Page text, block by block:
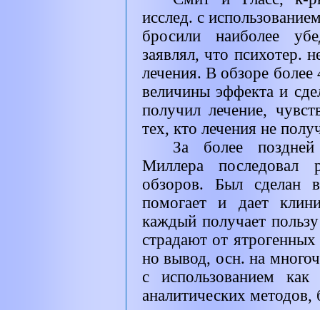
исслед. с
бросили наиболее
заявлял, что психотер.
лечения. В обзоре
величины эффекта и
получил лечение,
тех, кто лечения не
За более
Миллера последовал
обзоров. Был сделан
помогает и дает
каждый получает
страдают от
но вывод, осн. на
с использованием
аналитических